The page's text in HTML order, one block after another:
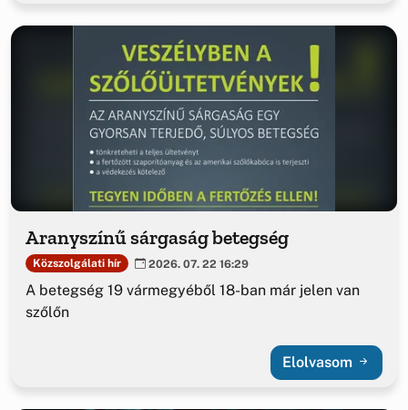
Aranyszínű sárgaság betegség
Közszolgálati hír 2026. 07. 22 16:29
A betegség 19 vármegyéből 18-ban már jelen van
szőlőn
Elolvasom